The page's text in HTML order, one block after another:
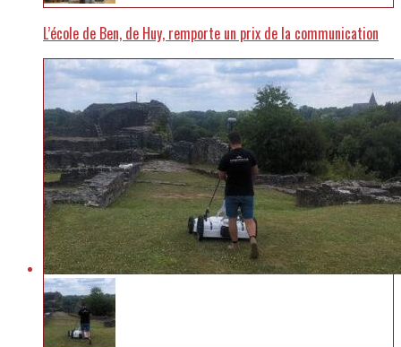
L’école de Ben, de Huy, remporte un prix de la communication